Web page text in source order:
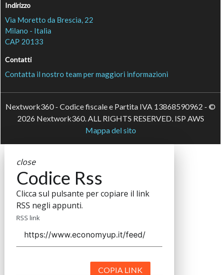
Indirizzo
Via Moretto da Brescia, 22
Milano - Italia
CAP 20133
Contatti
Contatta il nostro team per maggiori informazioni
Nextwork360 - Codice fiscale e Partita IVA 13868590962 - ©
2026 Nextwork360. ALL RIGHTS RESERVED. ISP AWS
Mappa del sito
close
Codice Rss
Clicca sul pulsante per copiare il link
RSS negli appunti.
RSS link
COPIA LINK